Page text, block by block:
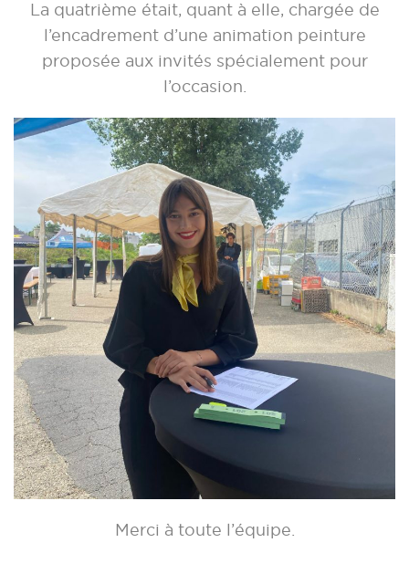
La quatrième était, quant à elle, chargée de
l’encadrement d’une animation peinture
proposée aux invités spécialement pour
l’occasion.
Merci à toute l’équipe.